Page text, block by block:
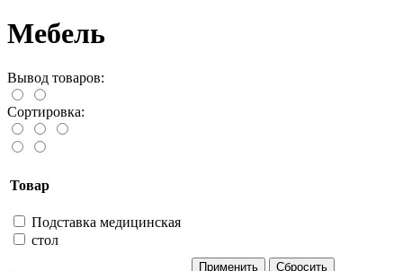
Мебель
Вывод товаров:
Сортировка:
Товар
Подставка медицинская
стол